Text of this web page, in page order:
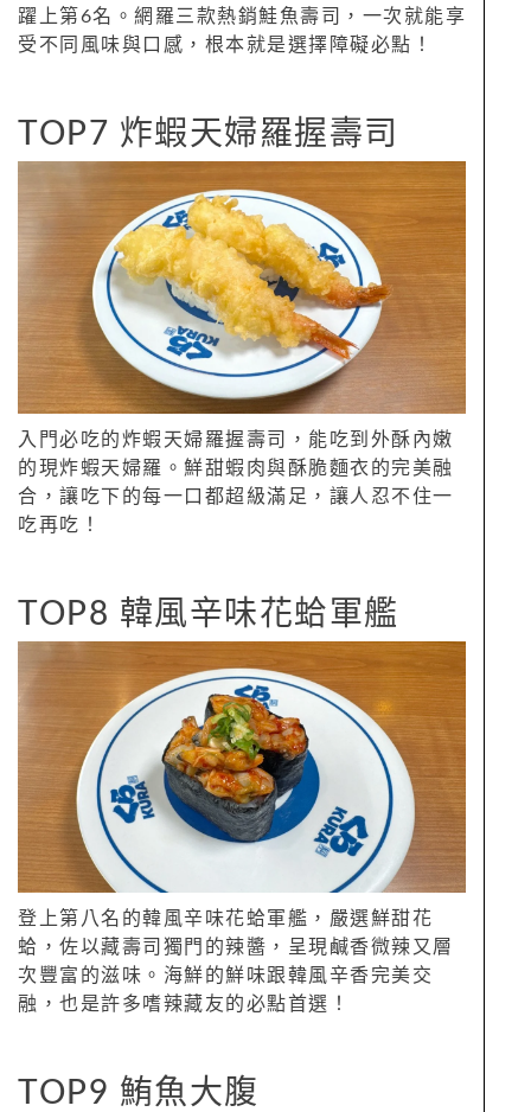
躍上第6名。網羅三款熱銷鮭魚壽司，一次就能享
受不同風味與口感，根本就是選擇障礙必點！
TOP7 炸蝦天婦羅握壽司
入門必吃的炸蝦天婦羅握壽司，能吃到外酥內嫩
的現炸蝦天婦羅。鮮甜蝦肉與酥脆麵衣的完美融
合，讓吃下的每一口都超級滿足，讓人忍不住一
吃再吃！
TOP8 韓風辛味花蛤軍艦
登上第八名的韓風辛味花蛤軍艦，嚴選鮮甜花
蛤，佐以藏壽司獨門的辣醬，呈現鹹香微辣又層
次豐富的滋味。海鮮的鮮味跟韓風辛香完美交
融，也是許多嗜辣藏友的必點首選！
TOP9 鮪魚大腹